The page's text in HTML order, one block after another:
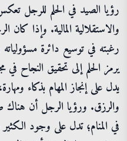
رؤيا الصيد في الحلم للرجل
والاستقلالية المالية. وإذا كان
رغبته في توسيع دائرة
يرمز الحلم إلى تحقيق النجاح
يدل على إنجاز المهام بذكاء
والرزق. ورؤيا الرجل أن هناك
في المنام؛ تدل على وجود